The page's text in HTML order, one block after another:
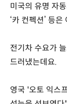
미국의 유명 자
‘카 컨펙션’ 등
전기차 수요가
드러냈는데요.
영국 '오토 익스